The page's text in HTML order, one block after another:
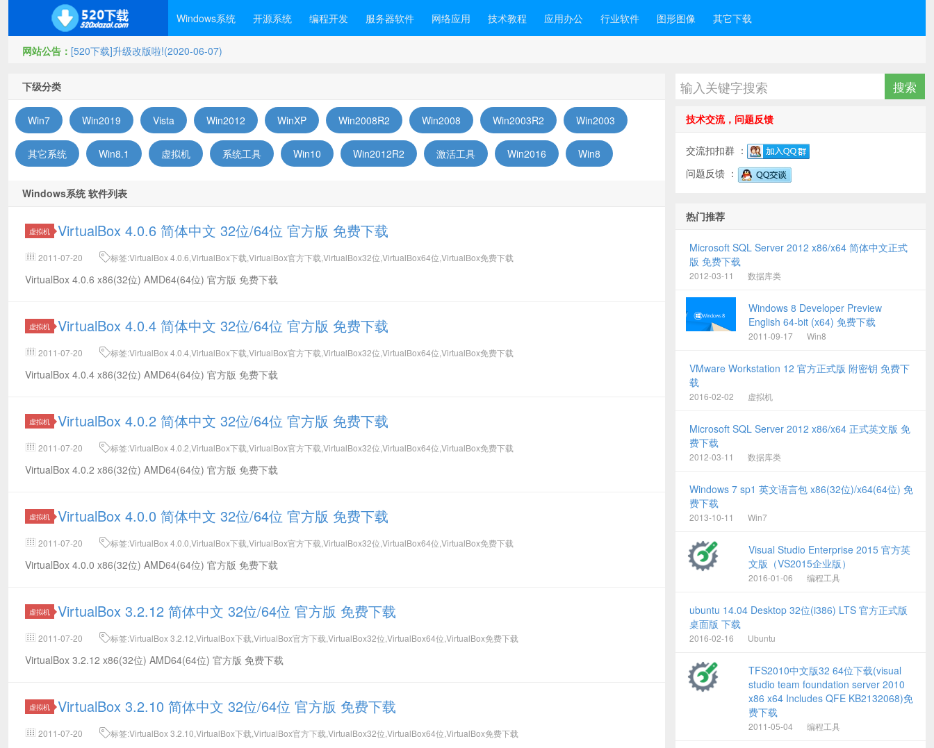
Windows系统 开源系统 编程开发 服务器软件 网络应用 技术教程 应用办公 行业软件 图形图像 其它下载
网站公告： [520下载]升级改版啦!(2020-06-07)
下级分类
Win7 Win2019 Vista Win2012 WinXP Win2008R2 Win2008 Win2003R2 Win2003
其它系统 Win8.1 虚拟机 系统工具 Win10 Win2012R2 激活工具 Win2016 Win8
Windows系统 软件列表
虚拟机 VirtualBox 4.0.6 简体中文 32位/64位 官方版 免费下载
2011-07-20 标签:VirtualBox 4.0.6,VirtualBox下载,VirtualBox官方下载,VirtualBox32位,VirtualBox64位,VirtualBox免费下载
VirtualBox 4.0.6 x86(32位) AMD64(64位) 官方版 免费下载
虚拟机 VirtualBox 4.0.4 简体中文 32位/64位 官方版 免费下载
2011-07-20 标签:VirtualBox 4.0.4,VirtualBox下载,VirtualBox官方下载,VirtualBox32位,VirtualBox64位,VirtualBox免费下载
VirtualBox 4.0.4 x86(32位) AMD64(64位) 官方版 免费下载
虚拟机 VirtualBox 4.0.2 简体中文 32位/64位 官方版 免费下载
2011-07-20 标签:VirtualBox 4.0.2,VirtualBox下载,VirtualBox官方下载,VirtualBox32位,VirtualBox64位,VirtualBox免费下载
VirtualBox 4.0.2 x86(32位) AMD64(64位) 官方版 免费下载
虚拟机 VirtualBox 4.0.0 简体中文 32位/64位 官方版 免费下载
2011-07-20 标签:VirtualBox 4.0.0,VirtualBox下载,VirtualBox官方下载,VirtualBox32位,VirtualBox64位,VirtualBox免费下载
VirtualBox 4.0.0 x86(32位) AMD64(64位) 官方版 免费下载
虚拟机 VirtualBox 3.2.12 简体中文 32位/64位 官方版 免费下载
2011-07-20 标签:VirtualBox 3.2.12,VirtualBox下载,VirtualBox官方下载,VirtualBox32位,VirtualBox64位,VirtualBox免费下载
VirtualBox 3.2.12 x86(32位) AMD64(64位) 官方版 免费下载
虚拟机 VirtualBox 3.2.10 简体中文 32位/64位 官方版 免费下载
2011-07-20 标签:VirtualBox 3.2.10,VirtualBox下载,VirtualBox官方下载,VirtualBox32位,VirtualBox64位,VirtualBox免费下载
技术交流，问题反馈
交流扣扣群 ：
问题反馈 ：
热门推荐
Microsoft SQL Server 2012 x86/x64 简体中文正式
版 免费下载
2012-03-11 数据库类
Windows 8 Developer Preview
English 64-bit (x64) 免费下载
2011-09-17 Win8
VMware Workstation 12 官方正式版 附密钥 免费下
载
2016-02-02 虚拟机
Microsoft SQL Server 2012 x86/x64 正式英文版 免
费下载
2012-03-11 数据库类
Windows 7 sp1 英文语言包 x86(32位)/x64(64位) 免
费下载
2013-10-11 Win7
Visual Studio Enterprise 2015 官方英
文版（VS2015企业版）
2016-01-06 编程工具
ubuntu 14.04 Desktop 32位(i386) LTS 官方正式版
桌面版 下载
2016-02-16 Ubuntu
TFS2010中文版32 64位下载(visual
studio team foundation server 2010
x86 x64 Includes QFE KB2132068)免
费下载
2011-05-04 编程工具